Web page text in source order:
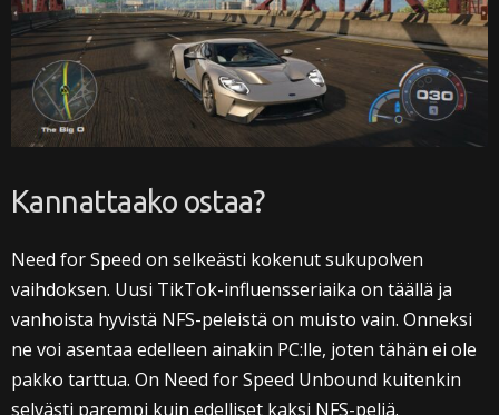
Kannattaako ostaa?
Need for Speed on selkeästi kokenut sukupolven
vaihdoksen. Uusi TikTok-influensseriaika on täällä ja
vanhoista hyvistä NFS-peleistä on muisto vain. Onneksi
ne voi asentaa edelleen ainakin PC:lle, joten tähän ei ole
pakko tarttua. On Need for Speed Unbound kuitenkin
selvästi parempi kuin edelliset kaksi NFS-peliä.